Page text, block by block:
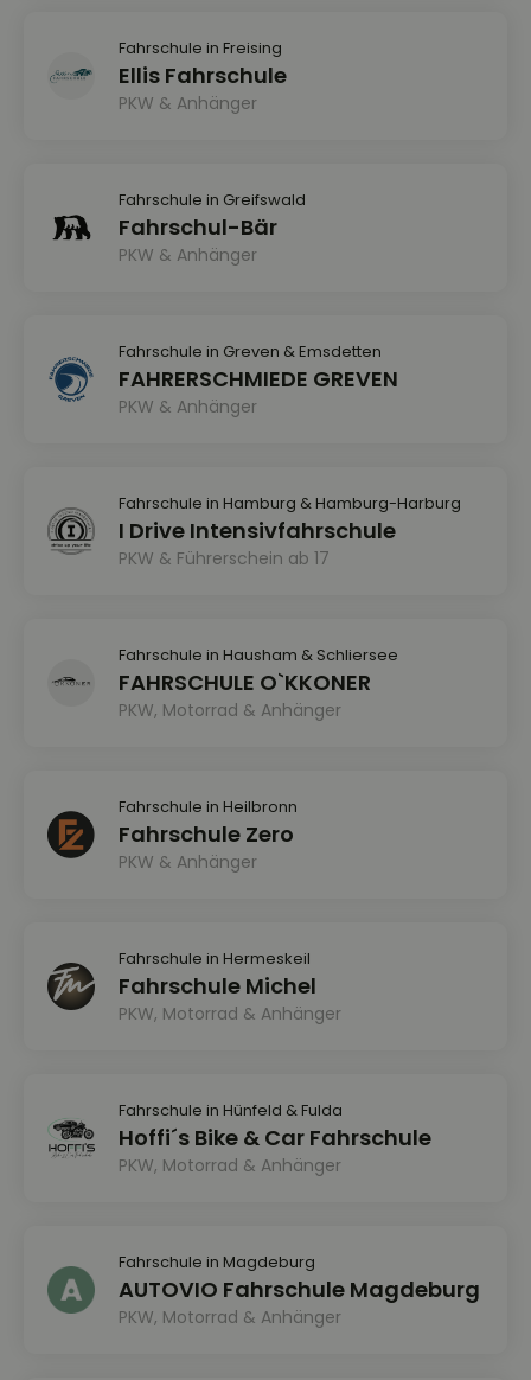
Fahrschule in Freising
Ellis Fahrschule
PKW & Anhänger
Fahrschule in Greifswald
Fahrschul-Bär
PKW & Anhänger
Fahrschule in Greven & Emsdetten
FAHRERSCHMIEDE GREVEN
PKW & Anhänger
Fahrschule in Hamburg & Hamburg-Harburg
I Drive Intensivfahrschule
PKW & Führerschein ab 17
Fahrschule in Hausham & Schliersee
FAHRSCHULE O`KKONER
PKW, Motorrad & Anhänger
Fahrschule in Heilbronn
Fahrschule Zero
PKW & Anhänger
Fahrschule in Hermeskeil
Fahrschule Michel
PKW, Motorrad & Anhänger
Fahrschule in Hünfeld & Fulda
Hoffi´s Bike & Car Fahrschule
PKW, Motorrad & Anhänger
Fahrschule in Magdeburg
AUTOVIO Fahrschule Magdeburg
PKW, Motorrad & Anhänger